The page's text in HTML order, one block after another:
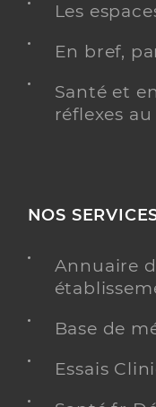
Les
En bref,
Santé et
réflexes
NOS
Annuaire
Base de
Essais